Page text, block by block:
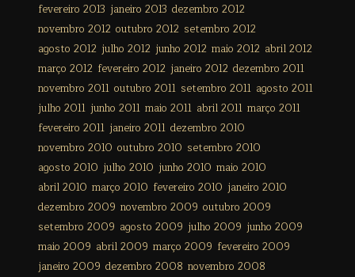
fevereiro 2013 janeiro 2013 dezembro 2012
novembro 2012 outubro 2012 setembro 2012
agosto 2012 julho 2012 junho 2012 maio 2012 abril 2012
março 2012 fevereiro 2012 janeiro 2012 dezembro 2011
novembro 2011 outubro 2011 setembro 2011 agosto 2011
julho 2011 junho 2011 maio 2011 abril 2011 março 2011
fevereiro 2011 janeiro 2011 dezembro 2010
novembro 2010 outubro 2010 setembro 2010
agosto 2010 julho 2010 junho 2010 maio 2010
abril 2010 março 2010 fevereiro 2010 janeiro 2010
dezembro 2009 novembro 2009 outubro 2009
setembro 2009 agosto 2009 julho 2009 junho 2009
maio 2009 abril 2009 março 2009 fevereiro 2009
janeiro 2009 dezembro 2008 novembro 2008